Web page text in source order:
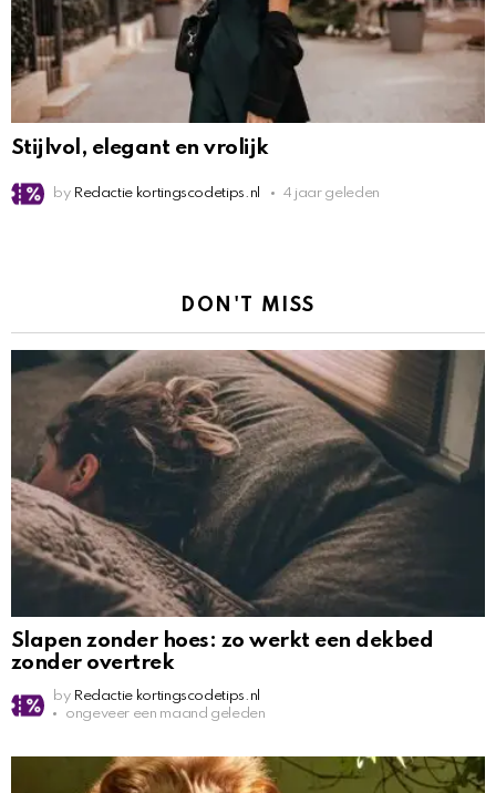
Stijlvol, elegant en vrolijk
by Redactie kortingscodetips.nl 4 jaar geleden
DON'T MISS
Slapen zonder hoes: zo werkt een dekbed
zonder overtrek
by Redactie kortingscodetips.nl
ongeveer een maand geleden